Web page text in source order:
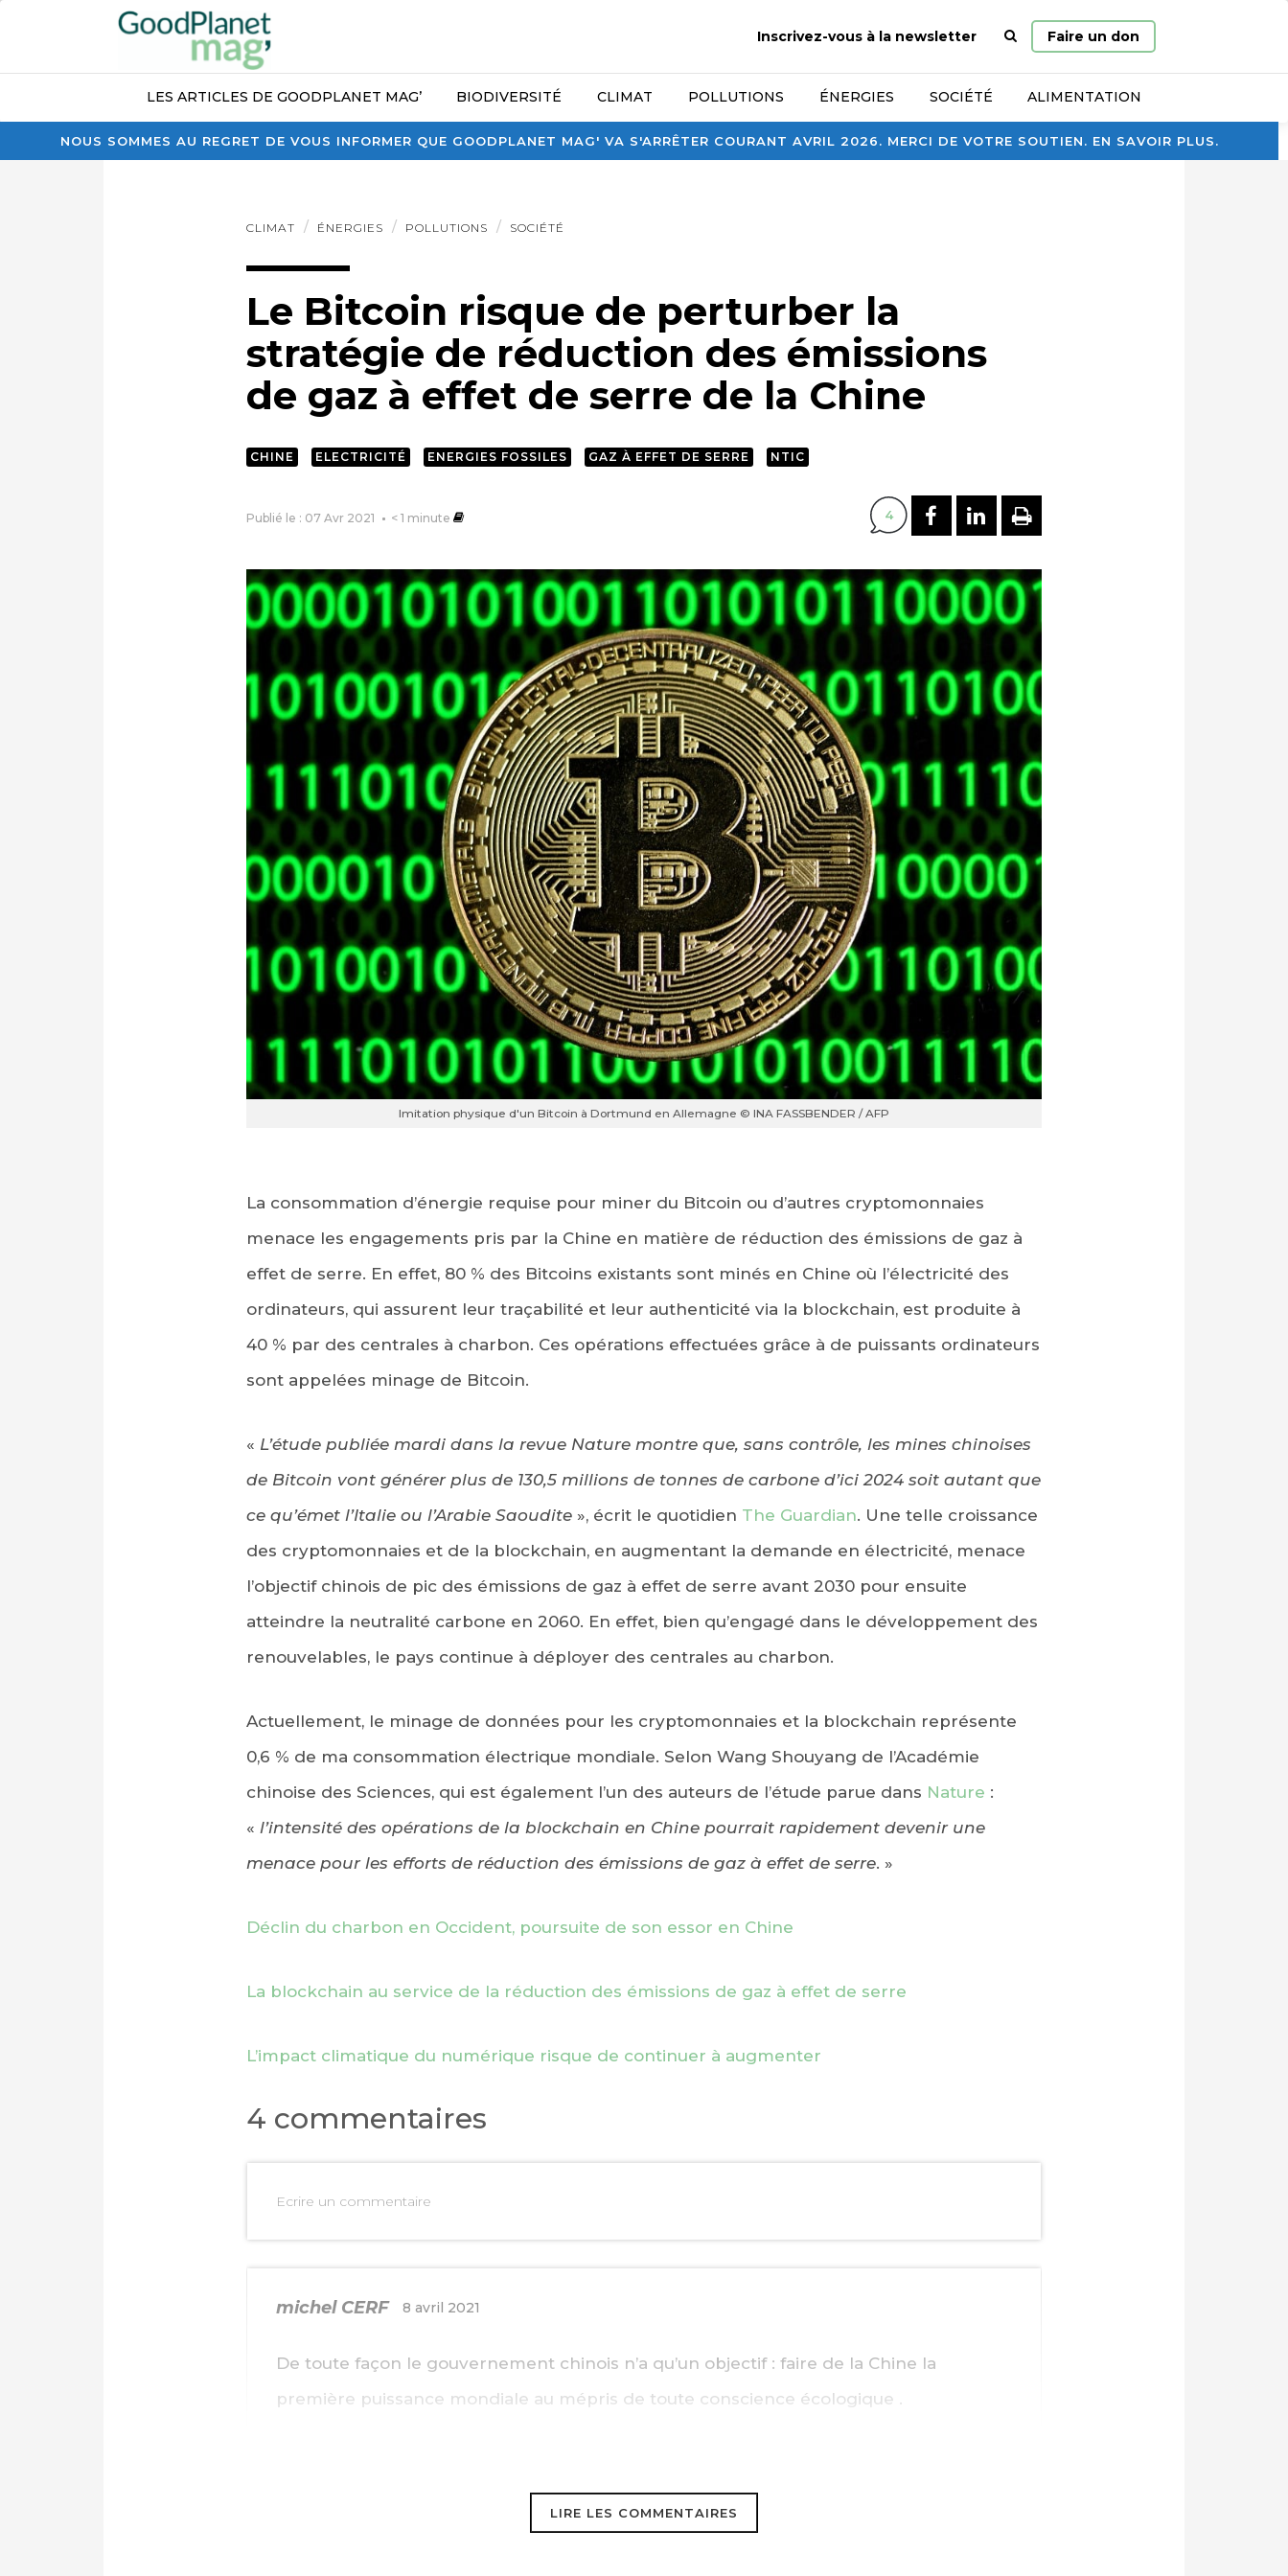
NOUS SOMMES AU REGRET DE VOUS INFORMER QUE GOODPLANET MAG' VA S'ARRÊTER COURANT AVRIL 2026. MERCI DE VOTRE SOUTIEN. EN SAVOIR PLUS.
Inscrivez-vous à la newsletter
Page
d’accueil
Faire un don
LES ARTICLES DE GOODPLANET MAG’ BIODIVERSITÉ CLIMAT POLLUTIONS ÉNERGIES SOCIÉTÉ ALIMENTATION
CLIMAT ÉNERGIES POLLUTIONS SOCIÉTÉ
Le Bitcoin risque de perturber la
stratégie de réduction des émissions
de gaz à effet de serre de la Chine
CHINE ELECTRICITÉ ENERGIES FOSSILES GAZ À EFFET DE SERRE NTIC
Publié le : 07 Avr 2021 < 1 minute 4 PARTAGER SUR FACEBOOK
PARTAGER SUR
IMPRIMER
Imitation physique d'un Bitcoin à Dortmund en Allemagne © INA FASSBENDER / AFP
La consommation d’énergie requise pour miner du Bitcoin ou d’autres cryptomonnaies
menace les engagements pris par la Chine en matière de réduction des émissions de gaz à
effet de serre. En effet, 80 % des Bitcoins existants sont minés en Chine où l’électricité des
ordinateurs, qui assurent leur traçabilité et leur authenticité via la blockchain, est produite à
40 % par des centrales à charbon. Ces opérations effectuées grâce à de puissants ordinateurs
sont appelées minage de Bitcoin.
« L’étude publiée mardi dans la revue Nature montre que, sans contrôle, les mines chinoises
de Bitcoin vont générer plus de 130,5 millions de tonnes de carbone d’ici 2024 soit autant que
ce qu’émet l’Italie ou l’Arabie Saoudite», écrit le quotidien The Guardian. Une telle croissance
des cryptomonnaies et de la blockchain, en augmentant la demande en électricité, menace
l’objectif chinois de pic des émissions de gaz à effet de serre avant 2030 pour ensuite
atteindre la neutralité carbone en 2060. En effet, bien qu’engagé dans le développement des
renouvelables, le pays continue à déployer des centrales au charbon.
Actuellement, le minage de données pour les cryptomonnaies et la blockchain représente
0,6 % de ma consommation électrique mondiale. Selon Wang Shouyang de l’Académie
chinoise des Sciences, qui est également l’un des auteurs de l’étude parue dans Nature :
« l’intensité des opérations de la blockchain en Chine pourrait rapidement devenir une
menace pour les efforts de réduction des émissions de gaz à effet de serre. »
Déclin du charbon en Occident, poursuite de son essor en Chine
La blockchain au service de la réduction des émissions de gaz à effet de serre
L’impact climatique du numérique risque de continuer à augmenter
4 commentaires
Ecrire un commentaire
michel CERF 8 avril 2021
De toute façon le gouvernement chinois n’a qu’un objectif : faire de la Chine la
première puissance mondiale au mépris de toute conscience écologique .
LIRE LES COMMENTAIRES